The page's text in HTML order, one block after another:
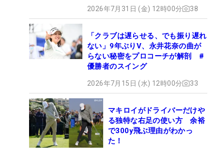
2026年7月31日 (金) 12時00分 38
「クラブは遅らせる、でも振り遅れ
ない」9年ぶりV、永井花奈の曲が
らない秘密をプロコーチが解剖 #
優勝者のスイング
2026年7月15日 (水) 12時00分 33
マキロイがドライバーだけや
る独特な右足の使い方 余裕
で300y飛ぶ理由がわかっ
た！